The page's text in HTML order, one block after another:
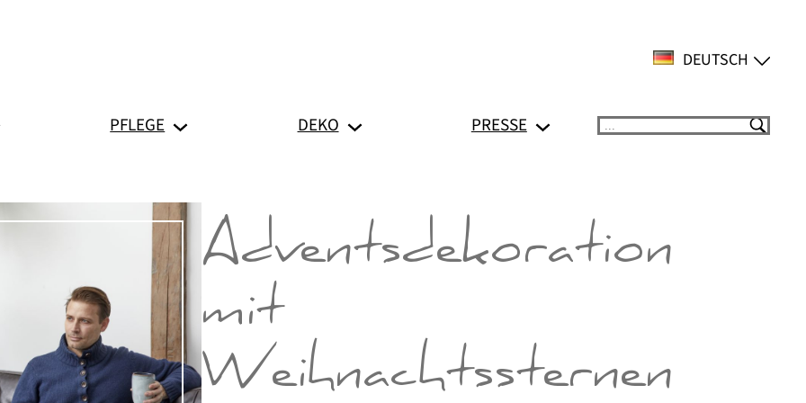
DEUTSCH
PFLEGE DEKO PRESSE Suchen
Adventsdekoration
mit
Weihnachtssternen